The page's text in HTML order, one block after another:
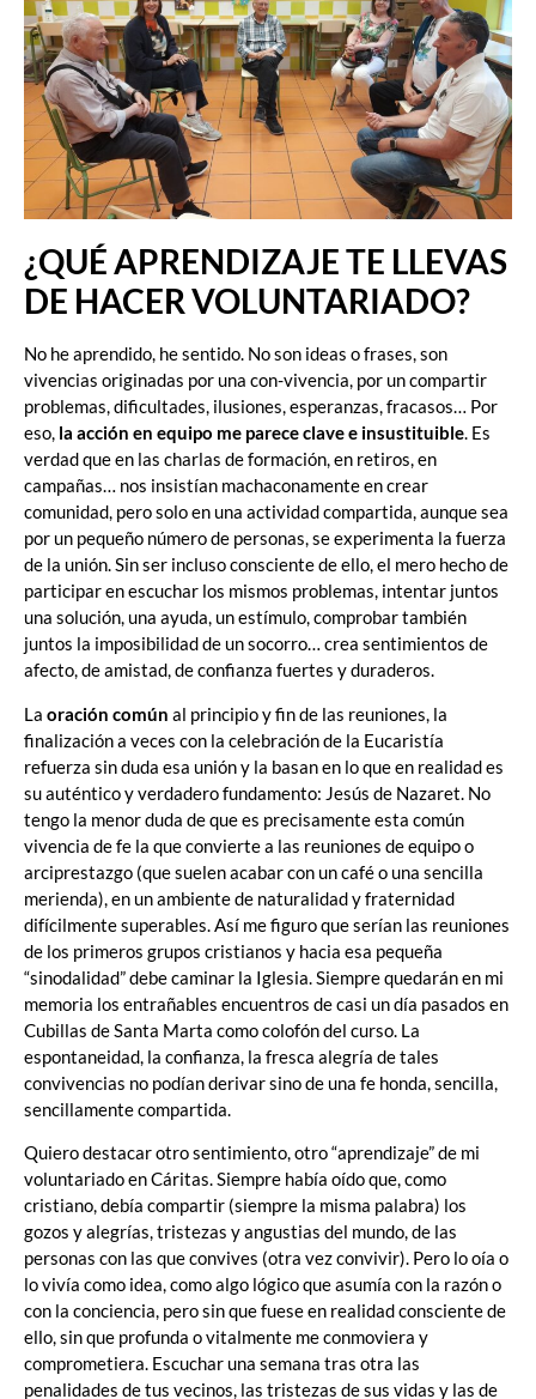
¿QUÉ APRENDIZAJE TE LLEVAS
DE HACER VOLUNTARIADO?
No he aprendido, he sentido. No son ideas o frases, son
vivencias originadas por una con-vivencia, por un compartir
problemas, dificultades, ilusiones, esperanzas, fracasos… Por
eso, la acción en equipo me parece clave e insustituible. Es
verdad que en las charlas de formación, en retiros, en
campañas… nos insistían machaconamente en crear
comunidad, pero solo en una actividad compartida, aunque sea
por un pequeño número de personas, se experimenta la fuerza
de la unión. Sin ser incluso consciente de ello, el mero hecho de
participar en escuchar los mismos problemas, intentar juntos
una solución, una ayuda, un estímulo, comprobar también
juntos la imposibilidad de un socorro… crea sentimientos de
afecto, de amistad, de confianza fuertes y duraderos.
La oración común al principio y fin de las reuniones, la
finalización a veces con la celebración de la Eucaristía
refuerza sin duda esa unión y la basan en lo que en realidad es
su auténtico y verdadero fundamento: Jesús de Nazaret. No
tengo la menor duda de que es precisamente esta común
vivencia de fe la que convierte a las reuniones de equipo o
arciprestazgo (que suelen acabar con un café o una sencilla
merienda), en un ambiente de naturalidad y fraternidad
difícilmente superables. Así me figuro que serían las reuniones
de los primeros grupos cristianos y hacia esa pequeña
“sinodalidad” debe caminar la Iglesia. Siempre quedarán en mi
memoria los entrañables encuentros de casi un día pasados en
Cubillas de Santa Marta como colofón del curso. La
espontaneidad, la confianza, la fresca alegría de tales
convivencias no podían derivar sino de una fe honda, sencilla,
sencillamente compartida.
Quiero destacar otro sentimiento, otro “aprendizaje” de mi
voluntariado en Cáritas. Siempre había oído que, como
cristiano, debía compartir (siempre la misma palabra) los
gozos y alegrías, tristezas y angustias del mundo, de las
personas con las que convives (otra vez convivir). Pero lo oía o
lo vivía como idea, como algo lógico que asumía con la razón o
con la conciencia, pero sin que fuese en realidad consciente de
ello, sin que profunda o vitalmente me conmoviera y
comprometiera. Escuchar una semana tras otra las
penalidades de tus vecinos, las tristezas de sus vidas y las de